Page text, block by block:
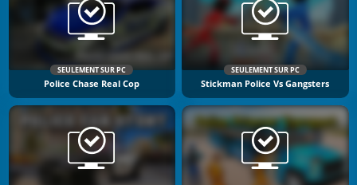
SEULEMENT SUR PC
Police Chase Real Cop
SEULEMENT SUR PC
Stickman Police Vs Gangsters